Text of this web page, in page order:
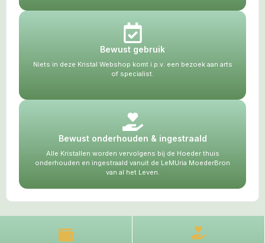
Bewust gebruik
Niets in deze Kristal Webshop komt i.p.v. een bezoek aan arts
of specialist.
Bewust onderhouden & ingestraald
Alle Kristallen worden vervolgens bij de Hoeder thuis
onderhouden en ingestraald vanuit de LeMUria MoederBron
van al het Leven.